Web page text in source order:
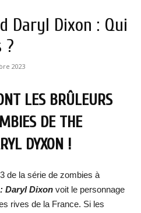
Daryl Dixon : Qui
?
2023
LES BRÛLEURS
DE THE
DYXON !
de la série de zombies à
Daryl Dixon voit le personnage
rives de la France. Si les